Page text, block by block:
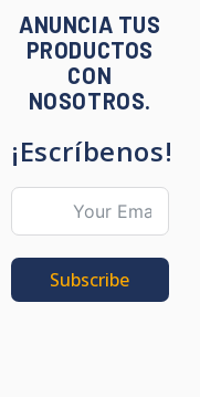
ANUNCIA TUS
PRODUCTOS
CON
NOSOTROS.
¡Escríbenos!
Subscribe